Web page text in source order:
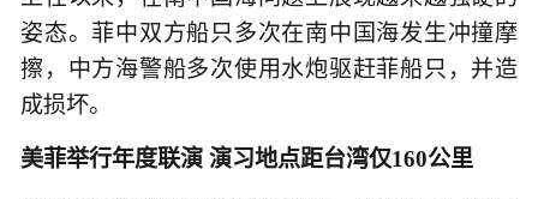
姿态。菲中双方船只多次在南中国海发生冲撞摩
擦，中方海警船多次使用水炮驱赶菲船只，并造
成损坏。
美菲举行年度联演 演习地点距台湾仅160公里